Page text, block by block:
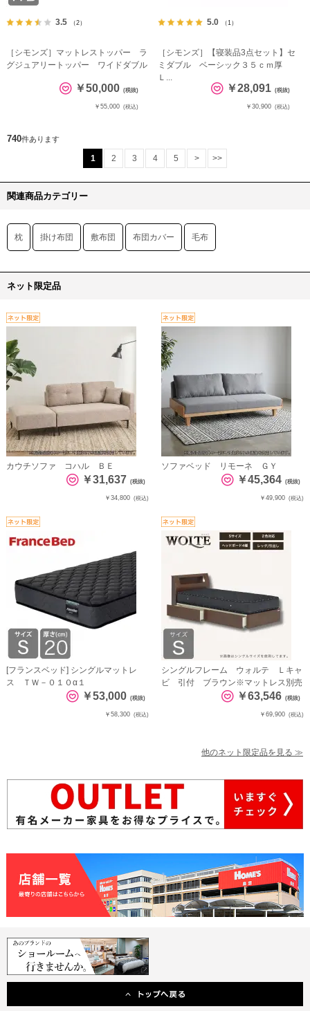
3.5 （2）
［シモンズ］マットレストッパー ラ
グジュアリートッパー ワイドダブル
￥50,000 (税抜)
￥55,000 (税込)
5.0 （1）
［シモンズ］【寝装品3点セット】セ
ミダブル ベーシック３５ｃｍ厚
Ｌ...
￥28,091 (税抜)
￥30,900 (税込)
740件あります
1 2 3 4 5 > >>
関連商品カテゴリー
枕 掛け布団 敷布団 布団カバー 毛布
ネット限定品
カウチソファ コハル ＢＥ
￥31,637 (税抜)
￥34,800 (税込)
ソファベッド リモーネ ＧＹ
￥45,364 (税抜)
￥49,900 (税込)
[フランスベッド] シングルマットレ
ス ＴＷ－０１０α１
￥53,000 (税抜)
￥58,300 (税込)
シングルフレーム ウォルテ Ｌキャ
ビ 引付 ブラウン※マットレス別売
￥63,546 (税抜)
￥69,900 (税込)
他のネット限定品を見る ≫